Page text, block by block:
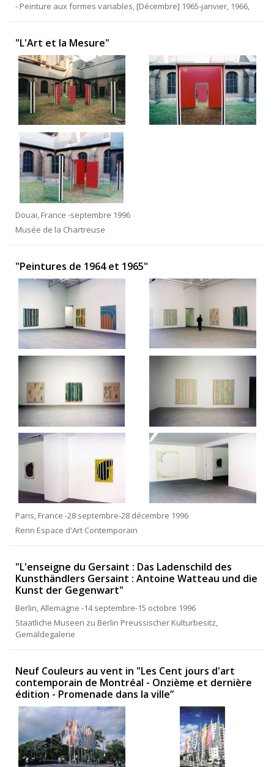
- Peinture aux formes variables, [Décembre] 1965-janvier, 1966,
"L'Art et la Mesure"
Douai, France -septembre 1996
Musée de la Chartreuse
"Peintures de 1964 et 1965"
Paris, France -28 septembre-28 décembre 1996
Renn Espace d'Art Contemporain
"L'enseigne du Gersaint : Das Ladenschild des
Kunsthändlers Gersaint : Antoine Watteau und die
Kunst der Gegenwart"
Berlin, Allemagne -14 septembre-15 octobre 1996
Staatliche Museen zu Berlin Preussischer Kulturbesitz,
Gemäldegalerie
Neuf Couleurs au vent in "Les Cent jours d'art
contemporain de Montréal - Onzième et dernière
édition - Promenade dans la ville”